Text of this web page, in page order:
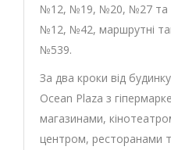
№12, №19, №20, №27 та
№12, №42, маршрутні
№539.
За два кроки від
Ocean Plaza з
магазинами,
центром, ресторанами